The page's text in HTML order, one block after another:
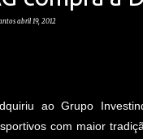
abril 19, 2012
ao Grupo
com maior